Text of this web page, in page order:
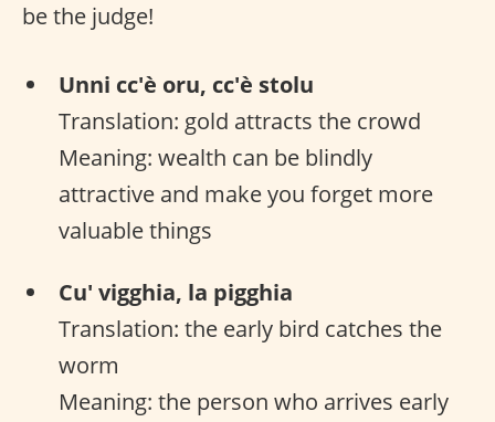
be the judge!
Unni cc'è oru, cc'è stolu
Translation: gold attracts the crowd
Meaning: wealth can be blindly
attractive and make you forget more
valuable things
Cu' vigghia, la pigghia
Translation: the early bird catches the
worm
Meaning: the person who arrives early